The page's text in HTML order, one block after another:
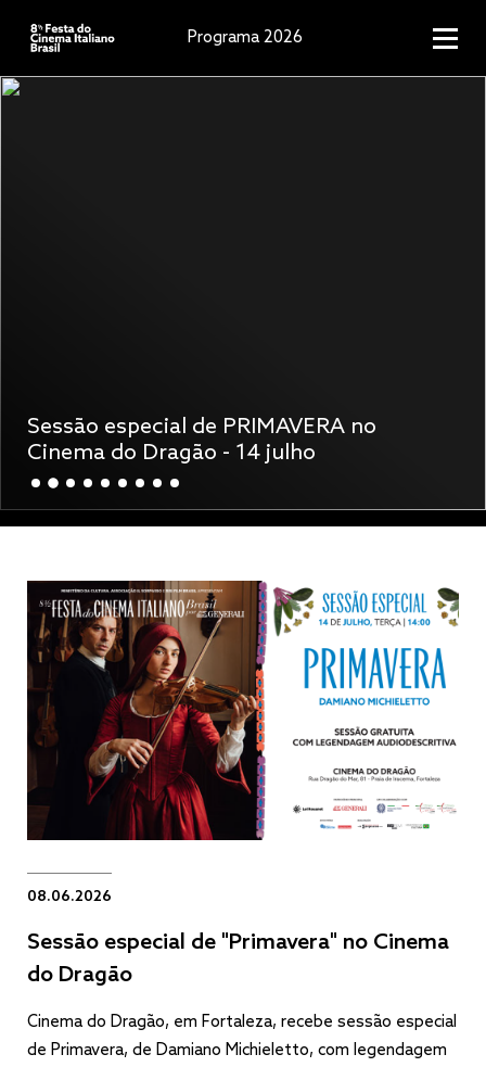
Programa 2026
Sessão especial de PRIMAVERA no
Cinema do Dragão - 14 julho
08.06.2026
Sessão especial de "Primavera" no Cinema
do Dragão
Cinema do Dragão, em Fortaleza, recebe sessão especial
de Primavera, de Damiano Michieletto, com legendagem